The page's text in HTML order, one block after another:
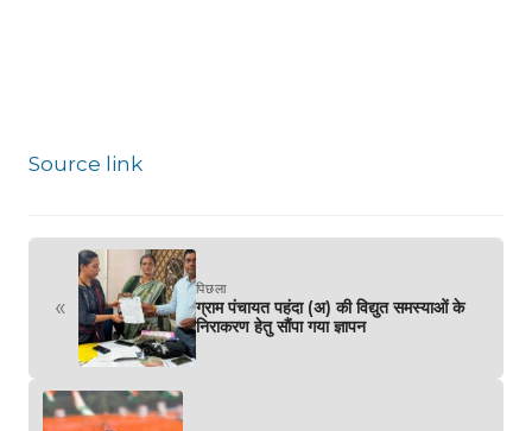
Source link
«
पिछला
ग्राम पंचायत पहंदा (अ) की विद्युत समस्याओं के
निराकरण हेतु सौंपा गया ज्ञापन